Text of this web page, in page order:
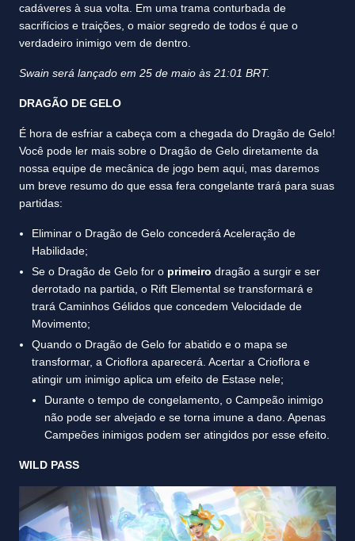
cadáveres à sua volta. Em uma trama conturbada de
sacrifícios e traições, o maior segredo de todos é que o
verdadeiro inimigo vem de dentro.
Swain será lançado em 25 de maio às 21:01 BRT.
DRAGÃO DE GELO
É hora de esfriar a cabeça com a chegada do Dragão de Gelo!
Você pode ler mais sobre o Dragão de Gelo diretamente da
nossa equipe de mecânica de jogo bem aqui, mas daremos
um breve resumo do que essa fera congelante trará para suas
partidas:
Eliminar o Dragão de Gelo concederá Aceleração de
Habilidade;
Se o Dragão de Gelo for o primeiro dragão a surgir e ser
derrotado na partida, o Rift Elemental se transformará e
trará Caminhos Gélidos que concedem Velocidade de
Movimento;
Quando o Dragão de Gelo for abatido e o mapa se
transformar, a Crioflora aparecerá. Acertar a Crioflora e
atingir um inimigo aplica um efeito de Estase nele;
Durante o tempo de congelamento, o Campeão inimigo
não pode ser alvejado e se torna imune a dano. Apenas
Campeões inimigos podem ser atingidos por esse efeito.
WILD PASS